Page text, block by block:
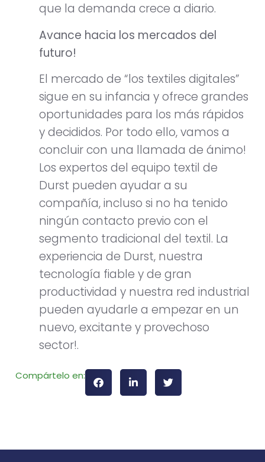
que la demanda crece a diario.
Avance hacia los mercados del
futuro!
El mercado de “los textiles digitales”
sigue en su infancia y ofrece grandes
oportunidades para los más rápidos
y decididos. Por todo ello, vamos a
concluir con una llamada de ánimo!
Los expertos del equipo textil de
Durst pueden ayudar a su
compañía, incluso si no ha tenido
ningún contacto previo con el
segmento tradicional del textil. La
experiencia de Durst, nuestra
tecnología fiable y de gran
productividad y nuestra red industrial
pueden ayudarle a empezar en un
nuevo, excitante y provechoso
sector!.
Compártelo en: